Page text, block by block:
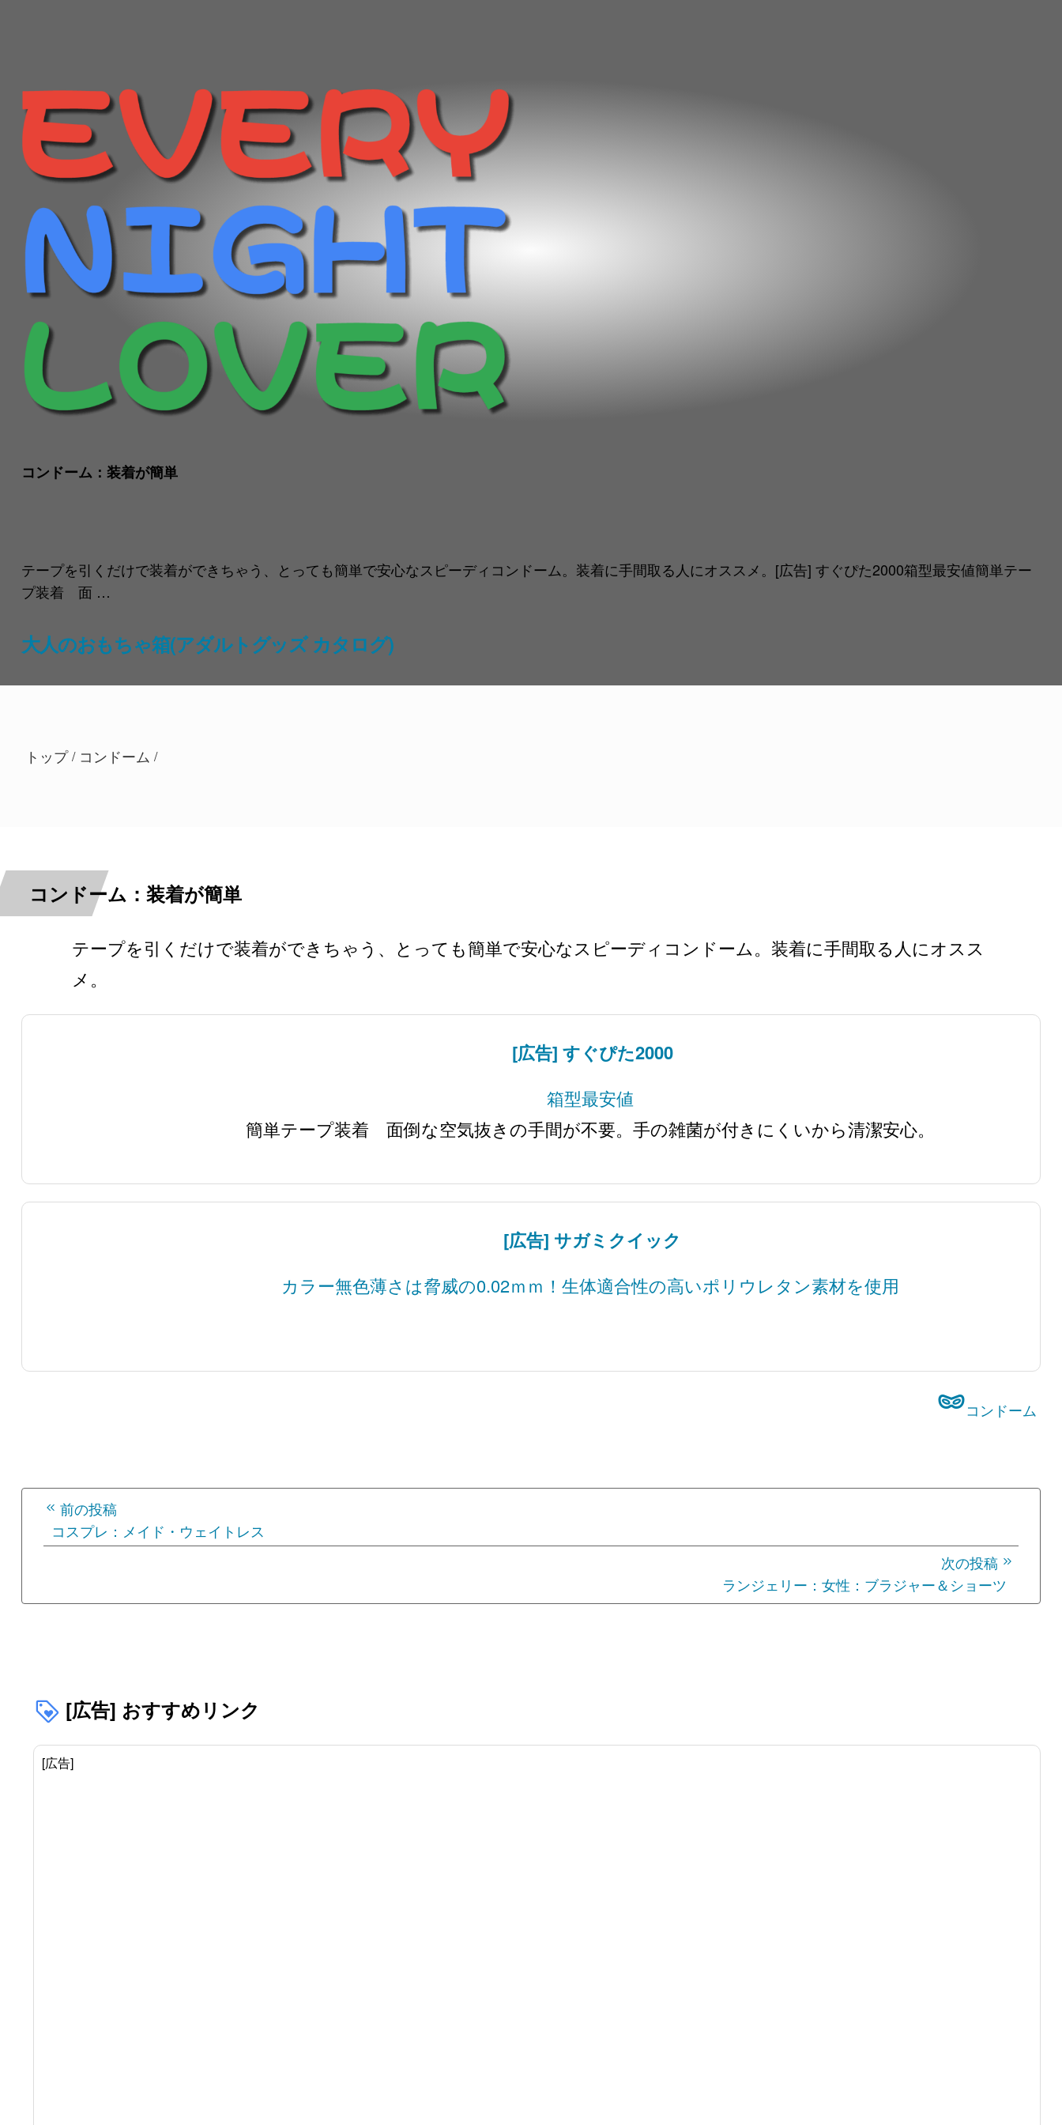
コンドーム：装着が簡単
テープを引くだけで装着ができちゃう、とっても簡単で安心なスピーディコンドーム。装着に手間取る人にオススメ。[広告] すぐぴた2000箱型最安値簡単テー
プ装着 面 …
大人のおもちゃ箱(アダルトグッズ カタログ)
コンドーム：装着が簡単
テープを引くだけで装着ができちゃう、とっても簡単で安心なスピーディコンドーム。装着に手間取る人にオスス
メ。
[広告] すぐぴた2000
箱型最安値
簡単テープ装着 面倒な空気抜きの手間が不要。手の雑菌が付きにくいから清潔安心。
[広告] サガミクイック
カラー無色薄さは脅威の0.02ｍｍ！生体適合性の高いポリウレタン素材を使用
コンドーム
前の投稿
コスプレ：メイド・ウェイトレス
次の投稿
ランジェリー：女性：ブラジャー＆ショーツ
[広告] おすすめリンク
[広告]
トップ / コンドーム /